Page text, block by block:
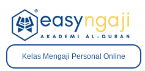
Kelas Mengaji Personal Online